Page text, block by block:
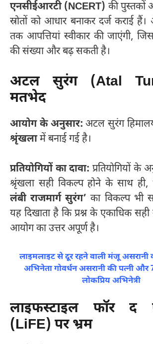
एनसीईआरटी (NCERT) की पुस्तकों
स्रोतों को आधार बनाकर दर्ज कराई
तक आपत्तियां स्वीकार की जाएंगी,
की संख्या और बढ़ सकती है।
अटल सुरंग (Atal
मतभेद
आयोग के अनुसार: अटल सुरंग
श्रृंखलामें बनाई गई है।
प्रतियोगियों का दावा: प्रतियोगियों के
श्रृंखला सही विकल्प होने के साथ ही,
लंबी राजमार्ग सुरंग’ का विकल्प भी
यह दिखाता है कि प्रश्न के एकाधिक सही
आयोग का उत्तर अपूर्ण है।
लाइमलाइट से दूर रहने वाली मंजू असरानी
अभिनेता गोवर्धन असरानी की पत्नी
लोकप्रिय अभिनेत्री
लाइफस्टाइल फॉर द
(LiFE) पर भ्रम